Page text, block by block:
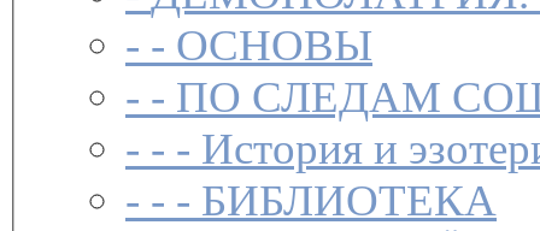
- - ОСНОВЫ
- - ПО СЛЕДАМ
- - - История и
- - - БИБЛИОТЕКА